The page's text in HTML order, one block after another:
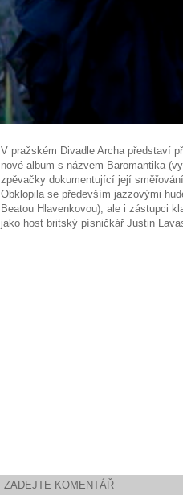
V pražském Divadle Archa představí
nové album s názvem Baromantika
zpěvačky dokumentující její
Obklopila se především jazzovými
Beatou Hlavenkovou), ale i zástupci
jako host britský písničkář Justin
ZADEJTE KOMENTÁŘ